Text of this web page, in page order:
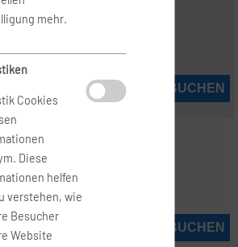
( DRW )
2027
JETZT BUCHEN
( DRW )
2027
JETZT BUCHEN
mehr.
Cookies
Diese
helfen
verstehen, wie
Besucher
Website